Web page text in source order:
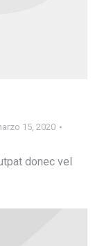
15, 2020
donec vel